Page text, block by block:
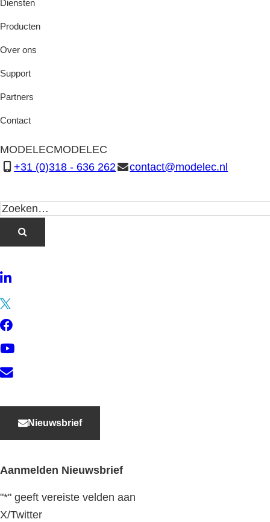
Diensten
Producten
Over ons
Support
Partners
Contact
MODELECMODELEC
+31 (0)318 - 636 262
contact@modelec.nl
LinkedIn
YouTube
Contact
Nieuwsbrief
Aanmelden Nieuwsbrief
"*" geeft vereiste velden aan
X/Twitter